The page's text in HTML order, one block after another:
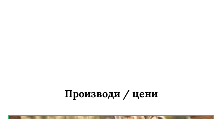
Производи / цени